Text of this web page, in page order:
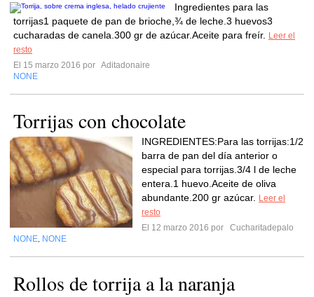
Ingredientes para las
torrijas1 paquete de pan de brioche,¾ de leche.3 huevos3
cucharadas de canela.300 gr de azúcar.Aceite para freír.
Leer el
resto
El 15 marzo 2016 por Aditadonaire
NONE
Torrijas con chocolate
INGREDIENTES:Para las torrijas:1/2
barra de pan del día anterior o
especial para torrijas.3/4 l de leche
entera.1 huevo.Aceite de oliva
abundante.200 gr azúcar.
Leer el
resto
El 12 marzo 2016 por
Cucharitadepalo
NONE NONE
Rollos de torrija a la naranja